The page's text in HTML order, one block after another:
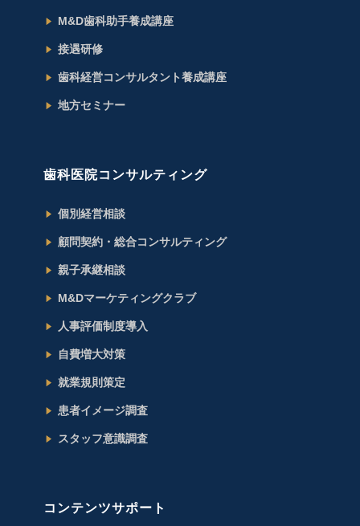
M&D歯科助手養成講座
接遇研修
歯科経営コンサルタント養成講座
地方セミナー
歯科医院コンサルティング
個別経営相談
顧問契約・総合コンサルティング
親子承継相談
M&Dマーケティングクラブ
人事評価制度導入
自費増大対策
就業規則策定
患者イメージ調査
スタッフ意識調査
コンテンツサポート